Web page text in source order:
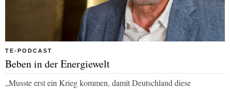
TE-PODCAST
Beben in der Energiewelt
„Musste erst ein Krieg kommen, damit Deutschland diese